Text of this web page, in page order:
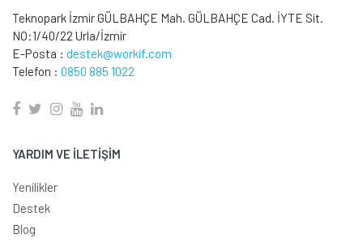
Teknopark İzmir GÜLBAHÇE Mah. GÜLBAHÇE Cad. İYTE Sit.
NO:1/40/22 Urla/İzmir
E-Posta : destek@workif.com
Telefon : 0850 885 1022
YARDIM VE İLETİŞİM
Yenilikler
Destek
Blog